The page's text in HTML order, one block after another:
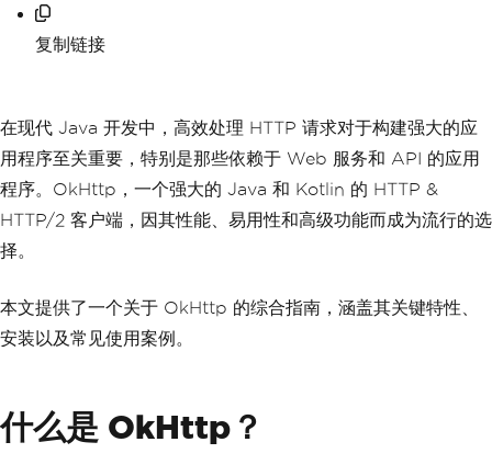
复制链接
在现代 Java 开发中，高效处理 HTTP 请求对于构建强大的应
用程序至关重要，特别是那些依赖于 Web 服务和 API 的应用
程序。OkHttp，一个强大的 Java 和 Kotlin 的 HTTP &
HTTP/2 客户端，因其性能、易用性和高级功能而成为流行的选
择。
本文提供了一个关于 OkHttp 的综合指南，涵盖其关键特性、
安装以及常见使用案例。
什么是 OkHttp？